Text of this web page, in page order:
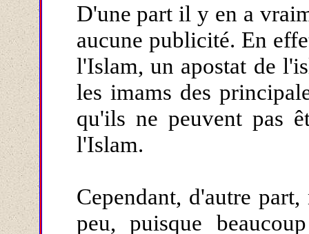
D'une part il y en a
aucune publicité. En
l'Islam, un apostat de
les imams des
qu'ils ne peuvent pas
l'Islam.
Cependant, d'autre
peu, puisque